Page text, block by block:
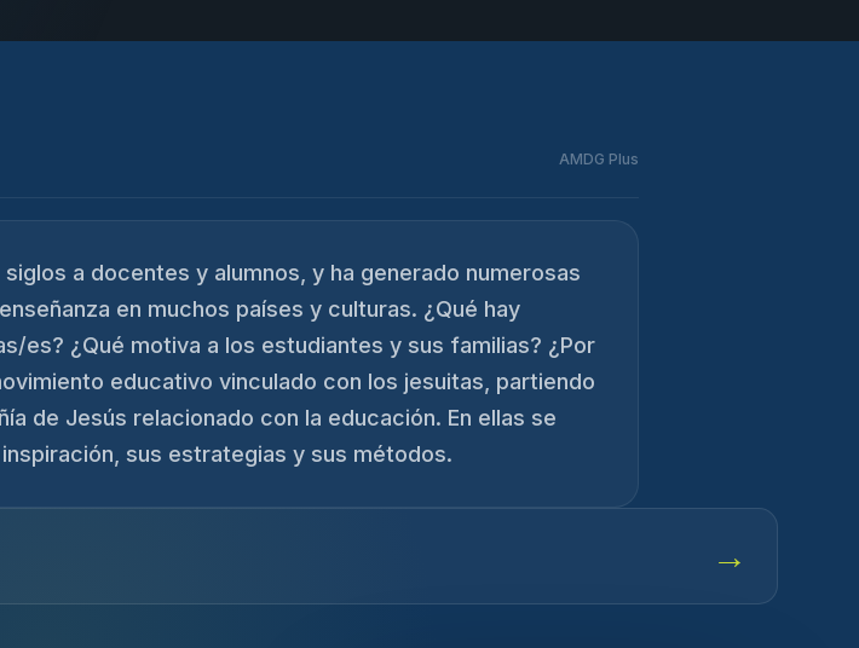
AMDG Plus
a docentes y alumnos, y ha generado numerosas
en muchos países y culturas. ¿Qué hay
es? ¿Qué motiva a los estudiantes y sus familias? ¿Por
educativo vinculado con los jesuitas, partiendo
de Jesús relacionado con la educación. En ellas se
sus estrategias y sus métodos.
→